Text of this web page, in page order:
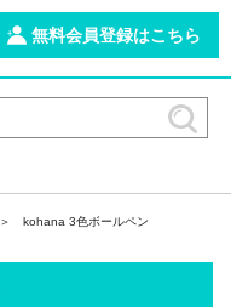
無料会員登録はこちら
kohana 3色ボールペン